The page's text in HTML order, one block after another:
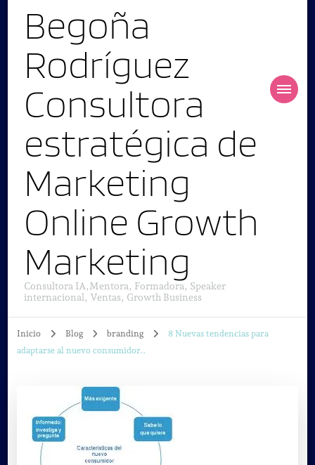
Begoña
Rodríguez
Consultora
estratégica de
Marketing
Online Growth
Marketing
Consultora IA,Mentora, Formadora, Speaker
internacional, Ventas, Growth Business
Inicio Blog branding
8 Nuevas tendencias para
adaptarse al nuevo consumidor..